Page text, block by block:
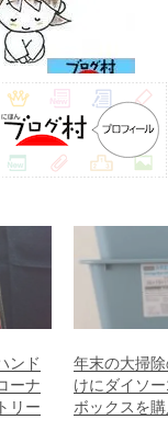
ンド
ーナ
リー
年末の大掃
けにダイソ
ボックスを購